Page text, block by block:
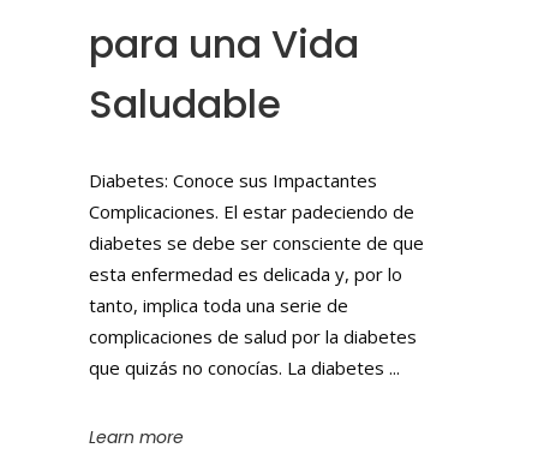
para una Vida
Saludable
Diabetes: Conoce sus Impactantes
Complicaciones. El estar padeciendo de
diabetes se debe ser consciente de que
esta enfermedad es delicada y, por lo
tanto, implica toda una serie de
complicaciones de salud por la diabetes
que quizás no conocías. La diabetes
Learn more